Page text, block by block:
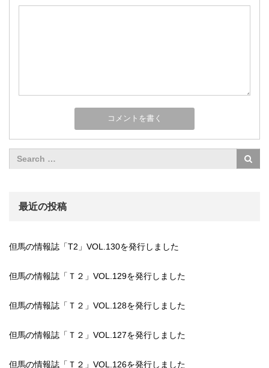
最近の投稿
但馬の情報誌「T2」VOL.130を発行しました
但馬の情報誌「Ｔ２」VOL.129を発行しました
但馬の情報誌「Ｔ２」VOL.128を発行しました
但馬の情報誌「Ｔ２」VOL.127を発行しました
但馬の情報誌「Ｔ２」VOL.126を発行しました